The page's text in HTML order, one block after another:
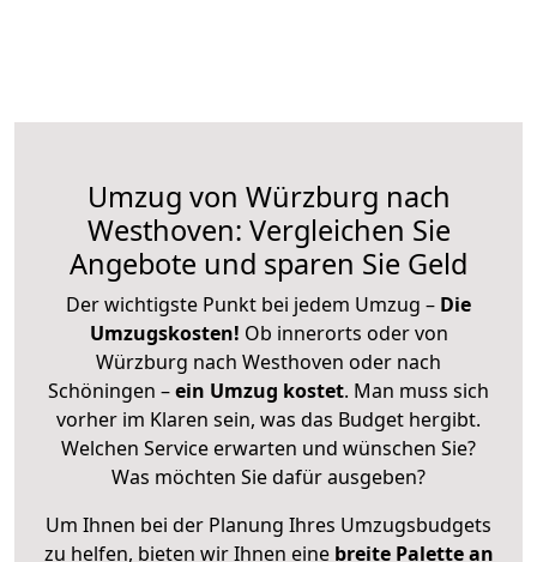
Umzug von Würzburg nach
Westhoven: Vergleichen Sie
Angebote und sparen Sie Geld
Der wichtigste Punkt bei jedem Umzug – Die
Umzugskosten! Ob innerorts oder von
Würzburg nach Westhoven oder nach
Schöningen –ein Umzug kostet. Man muss sich
vorher im Klaren sein, was das Budget hergibt.
Welchen Service erwarten und wünschen Sie?
Was möchten Sie dafür ausgeben?
Um Ihnen bei der Planung Ihres Umzugsbudgets
zu helfen, bieten wir Ihnen eine breite Palette an